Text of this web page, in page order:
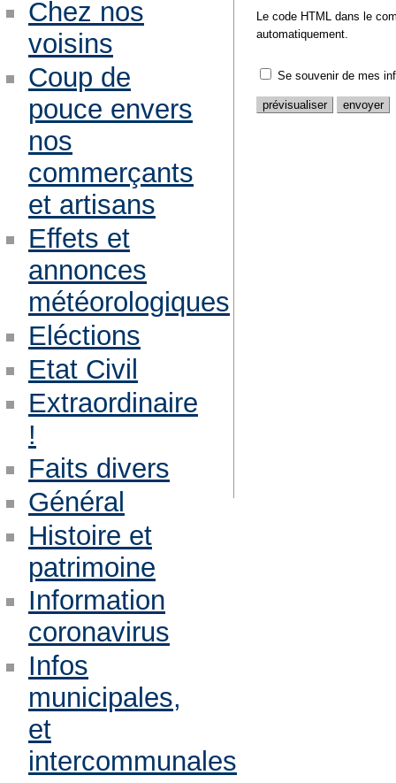
Le code HTML dans le
automatiquement.
Se souvenir de mes
Chez nos
voisins
Coup de
pouce envers
nos
commerçants
et artisans
Effets et
annonces
météorologiques
Eléctions
Etat Civil
Extraordinaire
!
Faits divers
Général
Histoire et
patrimoine
Information
coronavirus
Infos
municipales,
et
intercommunales